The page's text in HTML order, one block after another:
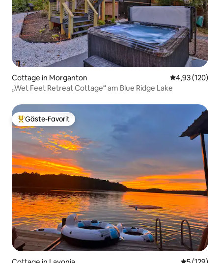
Cottage in Morganton
4,93 (120)
„Wet Feet Retreat Cottage“ am Blue Ridge Lake
Beliebter Gäste-Favorit.
Gäste-Favorit